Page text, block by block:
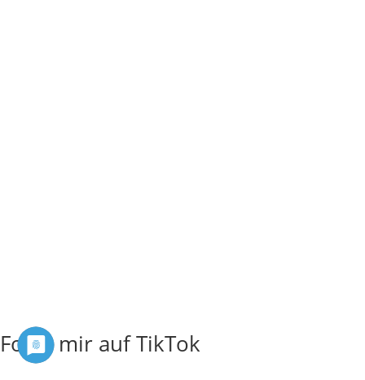
Folge mir auf TikTok